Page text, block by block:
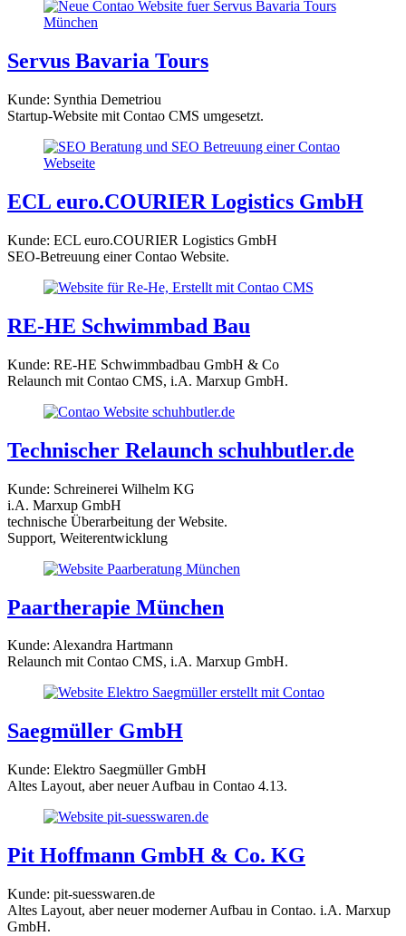
Servus Bavaria Tours
Kunde: Synthia Demetriou
Startup-Website mit Contao CMS umgesetzt.
ECL euro.COURIER Logistics GmbH
Kunde: ECL euro.COURIER Logistics GmbH
SEO-Betreuung einer Contao Website.
RE-HE Schwimmbad Bau
Kunde: RE-HE Schwimmbadbau GmbH & Co
Relaunch mit Contao CMS, i.A. Marxup GmbH.
Technischer Relaunch schuhbutler.de
Kunde: Schreinerei Wilhelm KG
i.A. Marxup GmbH
technische Überarbeitung der Website.
Support, Weiterentwicklung
Paartherapie München
Kunde: Alexandra Hartmann
Relaunch mit Contao CMS, i.A. Marxup GmbH.
Saegmüller GmbH
Kunde: Elektro Saegmüller GmbH
Altes Layout, aber neuer Aufbau in Contao 4.13.
Pit Hoffmann GmbH & Co. KG
Kunde: pit-suesswaren.de
Altes Layout, aber neuer moderner Aufbau in Contao. i.A. Marxup
GmbH.